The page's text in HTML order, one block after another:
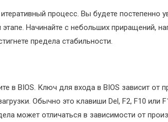
процесс. Вы будете постепенно
Начинайте с небольших приращений,
предела стабильности.
в BIOS. Ключ для входа в BIOS зависит от
Обычно это клавиши Del, F2, F10 или
может отличаться в зависимости от